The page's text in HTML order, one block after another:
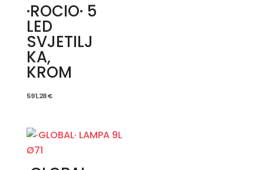
·ROCIO· 5
LED
SVJETILJ
KA,
KROM
591,28€